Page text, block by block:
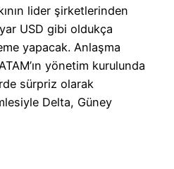
lider şirketlerinden
USD gibi oldukça
yapacak. Anlaşma
yönetim kurulunda
sürpriz olarak
Delta, Güney